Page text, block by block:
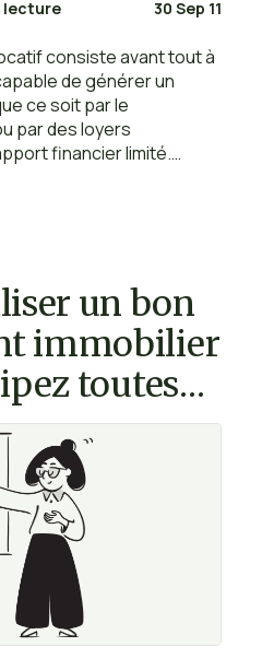
lecture 30 Sep 11
consiste avant tout à
de générer un
ce soit par le
par des loyers
financier limité.
un bon
immobilier
projet